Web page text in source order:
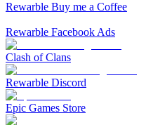
Rewarble Buy me a Coffee
Rewarble Facebook Ads
Clash of Clans
Rewarble Discord
Epic Games Store